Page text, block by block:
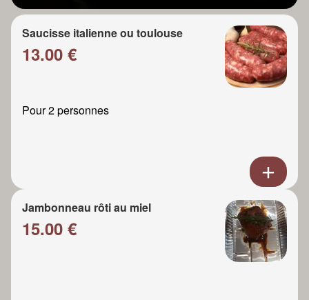
Saucisse italienne ou toulouse
13.00 €
Pour 2 personnes
Jambonneau rôti au miel
15.00 €